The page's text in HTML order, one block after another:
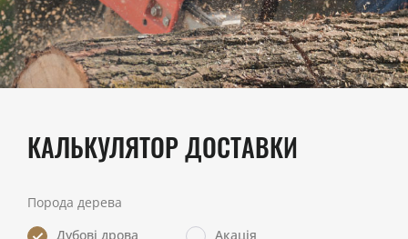
КАЛЬКУЛЯТОР ДОСТАВКИ
Порода дерева
Дубові дрова
Акація